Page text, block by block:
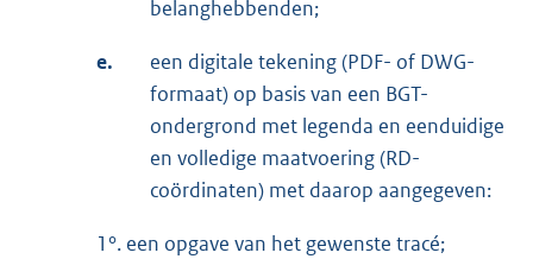
belanghebbenden;
e.
een digitale tekening (PDF- of DWG-
formaat) op basis van een BGT-
ondergrond met legenda en eenduidige
en volledige maatvoering (RD-
coördinaten) met daarop aangegeven:
1°. een opgave van het gewenste tracé;